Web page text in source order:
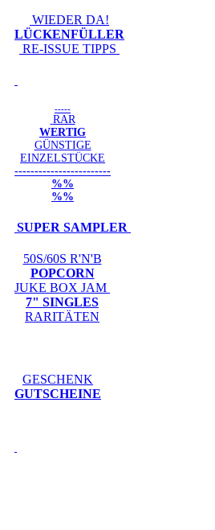
WIEDER DA!
LÜCKENFÜLLER
RE-ISSUE TIPPS
-----
RAR
WERTIG
GÜNSTIGE
EINZELSTÜCKE
------------------------
%%
%%
SUPER SAMPLER
50S/60S R'N'B
POPCORN
JUKE BOX JAM
7" SINGLES
RARITÄTEN
GESCHENK
GUTSCHEINE